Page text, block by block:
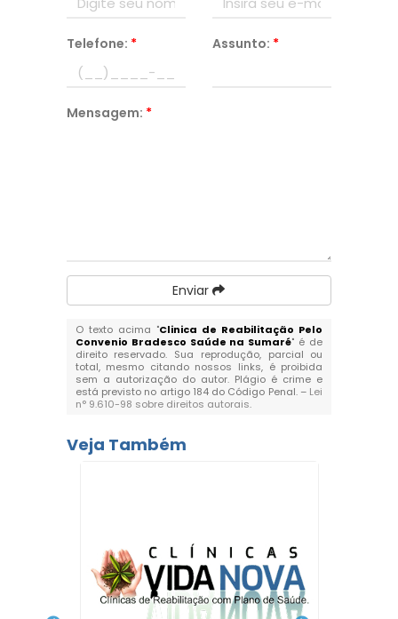
Telefone: * Assunto: *
Mensagem: *
Enviar
O texto acima "Clinica de Reabilitação Pelo
Convenio Bradesco Saúde na Sumaré" é de
direito reservado. Sua reprodução, parcial ou
total, mesmo citando nossos links, é proibida
sem a autorização do autor. Plágio é crime e
está previsto no artigo 184 do Código Penal. – Lei
n° 9.610-98 sobre direitos autorais.
Veja Também